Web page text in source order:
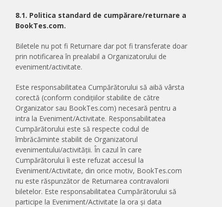
8.1. Politica standard de cumpărare/returnare a
BookTes.com.
Biletele nu pot fi Returnare dar pot fi transferate doar
prin notificarea în prealabil a Organizatorului de
eveniment/activitate.
Este responsabilitatea Cumpărătorului să aibă vârsta
corectă (conform condițiilor stabilite de către
Organizator sau BookTes.com) necesară pentru a
intra la Eveniment/Activitate. Responsabilitatea
Cumpărătorului este să respecte codul de
îmbrăcăminte stabilit de Organizatorul
evenimentului/activității. În cazul în care
Cumpărătorului îi este refuzat accesul la
Eveniment/Activitate, din orice motiv, BookTes.com
nu este răspunzător de Returnarea contravalorii
biletelor. Este responsabilitatea Cumpărătorului să
participe la Eveniment/Activitate la ora și data